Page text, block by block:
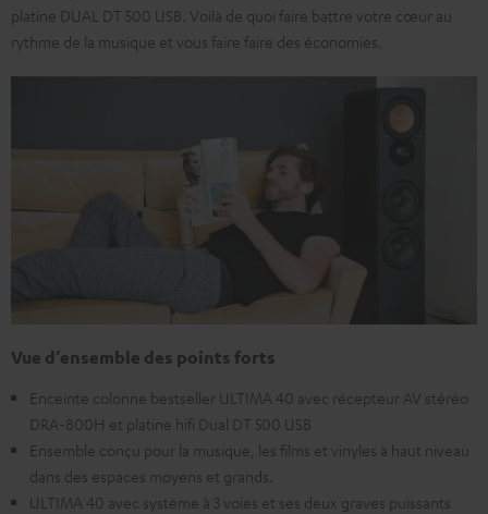
platine DUAL DT 500 USB. Voilà de quoi faire battre votre cœur au
rythme de la musique et vous faire faire des économies.
Vue d’ensemble des points forts
Enceinte colonne bestseller ULTIMA 40 avec récepteur AV stéréo
DRA-800H et platine hifi Dual DT 500 USB
Ensemble conçu pour la musique, les films et vinyles à haut niveau
dans des espaces moyens et grands.
ULTIMA 40 avec système à 3 voies et ses deux graves puissants